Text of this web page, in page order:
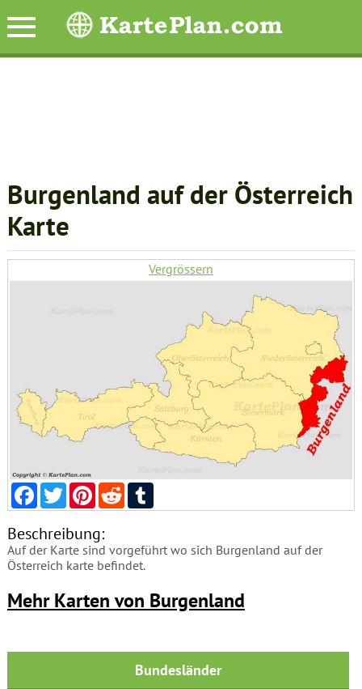
Burgenland auf der Österreich
Karte
Vergrössern
Facebook
TwitterPinterest
RedditTumblr
Beschreibung:
Auf der Karte sind vorgeführt wo sich Burgenland auf der
Österreich karte befindet.
Mehr Karten von Burgenland
Bundesländer